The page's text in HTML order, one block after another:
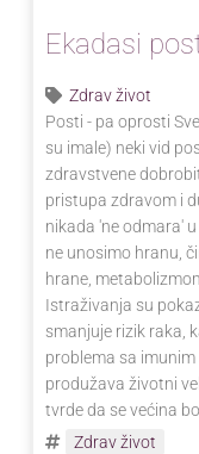
Ekadasi
Zdrav život
Posti - pa oprosti
su imale) neki vid
zdravstvene
pristupa zdravom i
nikada 'ne odmara'
ne unosimo hranu,
hrane,
Istraživanja su
smanjuje rizik raka,
problema sa imunim
produžava životni
tvrde da se većina
Zdrav život